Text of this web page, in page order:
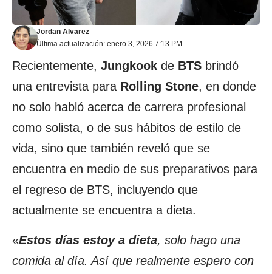
Última actualización: enero 3, 2026 7:13 PM
Jordan Alvarez
Recientemente, Jungkook de BTS brindó
una entrevista para Rolling Stone, en donde
no solo habló acerca de carrera profesional
como solista, o de sus hábitos de estilo de
vida, sino que también reveló que se
encuentra en medio de sus preparativos para
el regreso de BTS, incluyendo que
actualmente se encuentra a dieta.
«Estos días estoy a dieta, solo hago una
comida al día. Así que realmente espero con